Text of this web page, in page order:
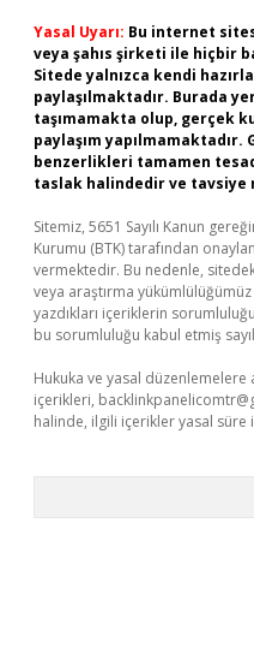
Yasal Uyarı: Bu internet
veya şahıs şirketi ile hiçbir
Sitede yalnızca kendi
paylaşılmaktadır. Burada
taşımamakta olup, gerçek
paylaşım
benzerlikleri tamamen
taslak halindedir ve tavsiye
Sitemiz, 5651 Sayılı Kanun
Kurumu (BTK) tarafından
vermektedir. Bu nedenle,
veya araştırma
yazdıkları içeriklerin
bu sorumluluğu kabul etmiş
Hukuka ve yasal düzenlemelere
içerikleri,
halinde, ilgili içerikler yasal süre